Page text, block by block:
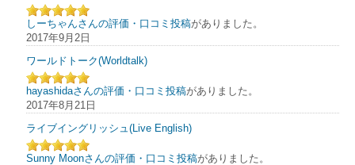
しーちゃんさんの評価・口コミ投稿がありました。
2017年9月2日
ワールドトーク(Worldtalk)
hayashidaさんの評価・口コミ投稿がありました。
2017年8月21日
ライブイングリッシュ(Live English)
Sunny Moonさんの評価・口コミ投稿がありました。